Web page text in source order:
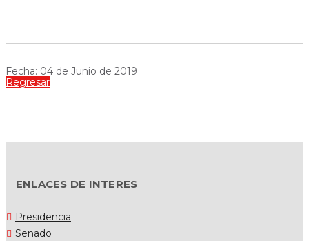
Fecha: 04 de Junio de 2019
Regresar
ENLACES DE INTERES
Presidencia
Senado